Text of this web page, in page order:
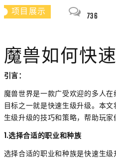
项目展示 736
魔兽如何快
引言：
魔兽世界是一款广受欢迎的多人
目标之一就是快速生级升级。本
生级升级的技巧和策略，帮助玩家
1.选择合适的职业和种族
选择合适的职业和种族是快速生